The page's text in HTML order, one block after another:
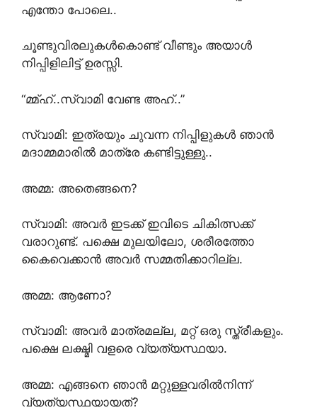
എന്തോ പോലെ..
ചൂണ്ടുവിരലുകൾകൊണ്ട് വീണ്ടും അയാൾ
നിപ്പിളിലിട്ട് ഉരസ്സി.
“മ്മ്ഹ്..സ്വാമി വേണ്ട അഹ്..”
സ്വാമി: ഇത്രയും ചുവന്ന നിപ്പിളുകൾ ഞാൻ
മദാമ്മമാരിൽ മാത്രേ കണ്ടിട്ടുള്ളു..
അമ്മ: അതെങ്ങനെ?
സ്വാമി: അവർ ഇടക്ക് ഇവിടെ ചികിത്സക്ക്
വരാറുണ്ട്. പക്ഷെ മുലയിലോ, ശരീരത്തോ
കൈവെക്കാൻ അവർ സമ്മതിക്കാറില്ല.
അമ്മ: ആണോ?
സ്വാമി: അവർ മാത്രമല്ല, മറ്റ് ഒരു സ്ത്രീകളും.
പക്ഷെ ലക്ഷ്മി വളരെ വ്യത്യസ്ഥയാ.
അമ്മ: എങ്ങനെ ഞാൻ മറ്റുള്ളവരിൽനിന്ന്
വ്യത്യസ്ഥയായത്?